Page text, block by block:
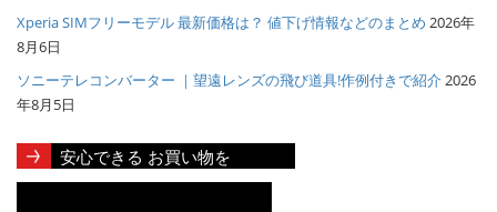
Xperia SIMフリーモデル 最新価格は？ 値下げ情報などのまとめ 2026年
8月6日
ソニーテレコンバーター ｜望遠レンズの飛び道具!作例付きで紹介2026
年8月5日
安心できる お買い物を